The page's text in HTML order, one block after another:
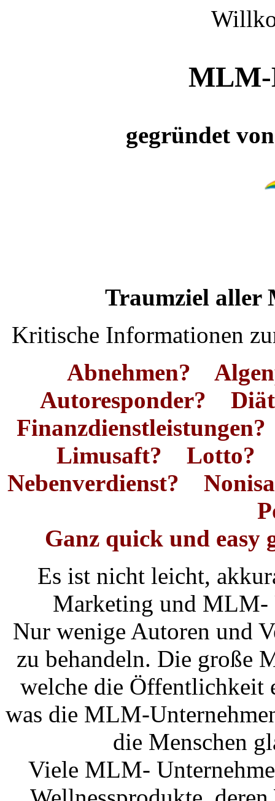
MLM-
gegründet
Traumziel aller
Kritische Informationen
Abnehmen?
Autoresponder?
Limusaft? Lotto?
Nebenverdienst?
Ganz quick und easy
Es ist nicht leicht,
Marketing und MLM-
Nur wenige Autoren und
zu behandeln. Die große
welche die Öffentlichkeit
was die MLM-
die Menschen
Viele MLM-